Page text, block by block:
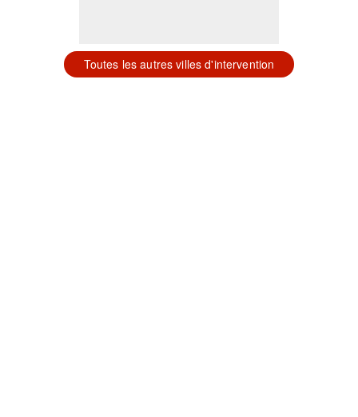
Toutes les autres villes d'intervention